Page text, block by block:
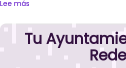
Lee más
XXXVI
Trofeo
Feria
Tu